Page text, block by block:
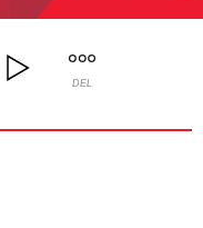
DEL